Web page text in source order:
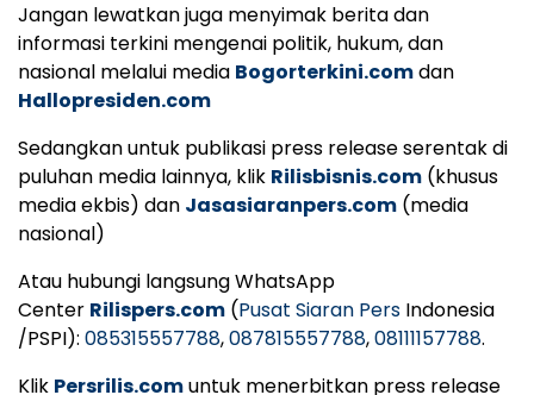
Jangan lewatkan juga menyimak berita dan
informasi terkini mengenai politik, hukum, dan
nasional melalui media Bogorterkini.comdan
Hallopresiden.com
Sedangkan untuk publikasi press release serentak di
puluhan media lainnya, klik Rilisbisnis.com (khusus
media ekbis) dan Jasasiaranpers.com (media
nasional)
Atau hubungi langsung WhatsApp
Center Rilispers.com (Pusat Siaran Pers Indonesia
/PSPI): 085315557788,087815557788,08111157788.
Klik Persrilis.comuntuk menerbitkan press release